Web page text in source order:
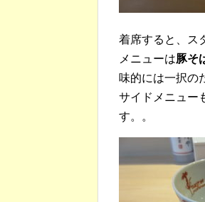
着席すると、ス
メニューは豚そ
味的には一択の
サイドメニュー
す。。